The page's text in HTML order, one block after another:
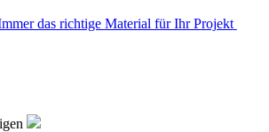
das richtige Material für Ihr Projekt